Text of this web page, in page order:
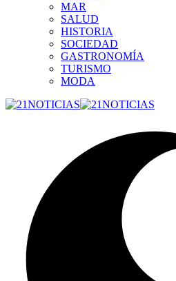
MAR
SALUD
HISTORIA
SOCIEDAD
GASTRONOMÍA
TURISMO
MODA